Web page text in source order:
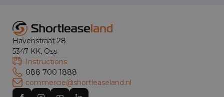
Havenstraat 28
5347 KK, Oss
Instructions
088 700 1888
commercie@shortleaseland.nl